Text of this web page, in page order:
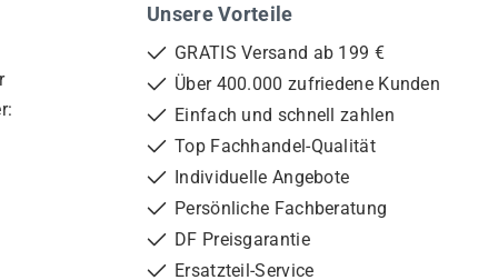
Unsere Vorteile
GRATIS Versand ab 199 €
Über 400.000 zufriedene Kunden
Einfach und schnell zahlen
Top Fachhandel-Qualität
Individuelle Angebote
Persönliche Fachberatung
DF Preisgarantie
Ersatzteil-Service